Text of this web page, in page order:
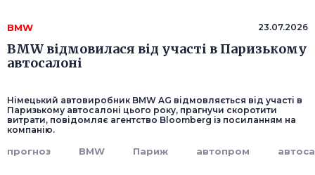
BMW 23.07.2026
BMW відмовилася від участі в Паризькому
автосалоні
Німецький автовиробник BMW AG відмовляється від участі в
Паризькому автосалоні цього року, прагнучи скоротити
витрати, повідомляє агентство Bloomberg із посиланням на
компанію.
прогноз BMW Париж автопром